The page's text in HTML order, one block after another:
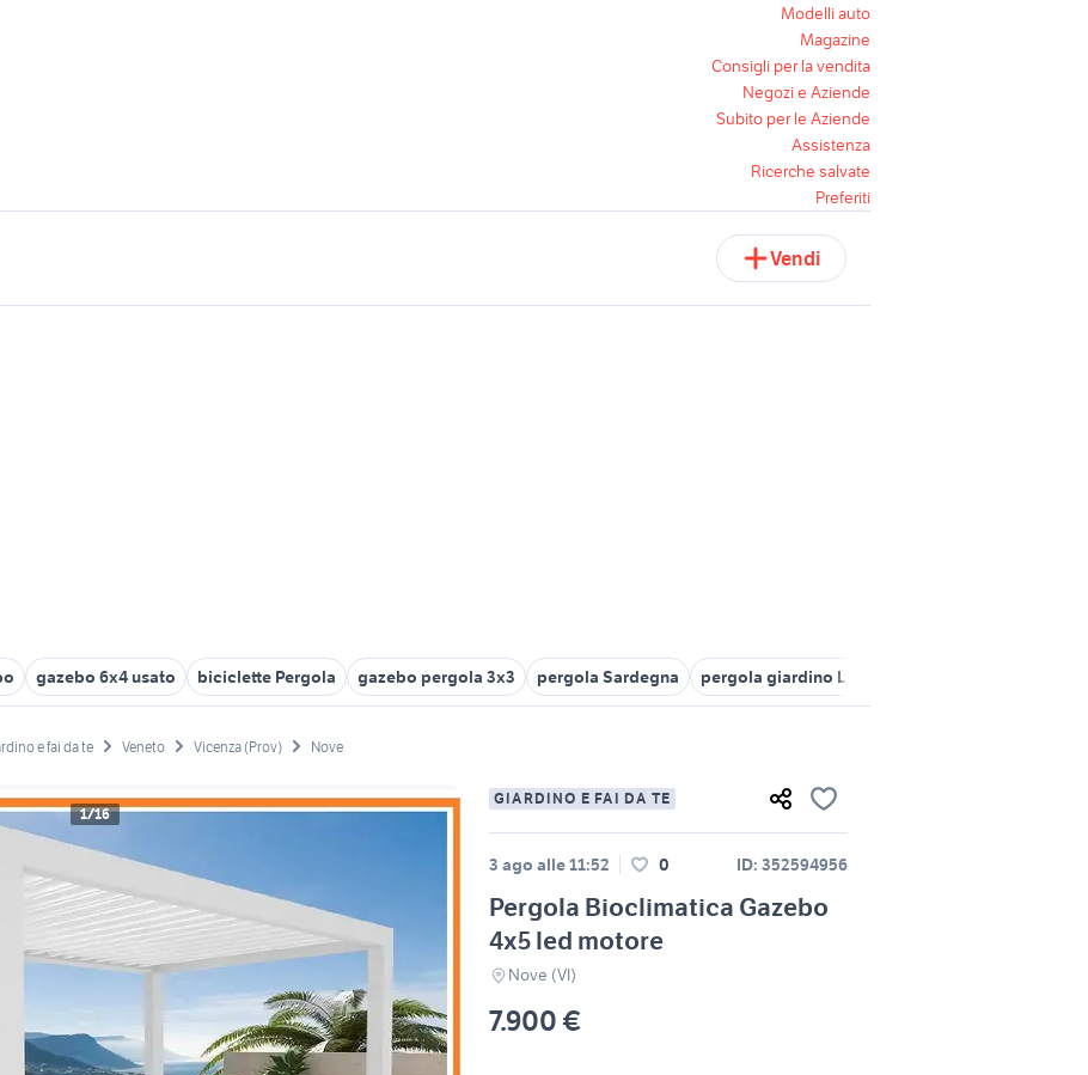
Modelli auto
Magazine
Consigli per la vendita
Negozi e Aziende
Subito per le Aziende
Assistenza
Ricerche salvate
Preferiti
Vendi
gazebo 6x4 usato biciclette Pergola gazebo pergola 3x3 pergola Sardegna pergola giardino Lazio
e fai da te Veneto Vicenza (Prov) Nove
1/16
GIARDINO E FAI DA TE
3 ago alle 11:52 0 ID: 352594956
Pergola Bioclimatica Gazebo
4x5 led motore
Nove (VI)
7.900 €